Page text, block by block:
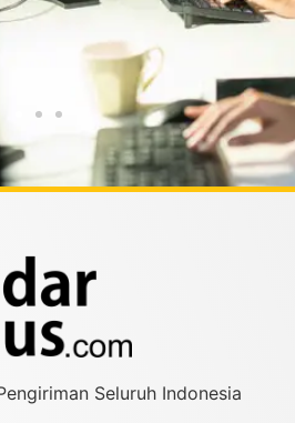
Seluruh Indonesia